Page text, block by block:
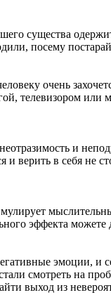
существа
посему
очень
телевизором
и
и верить в себя не
эффекта можете
эмоции, и
смотреть на
выход из